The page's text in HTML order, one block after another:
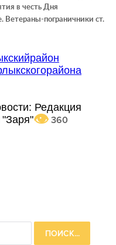
в честь Дня
Ветераны-пограничники ст.
Редакция
"Заря"
360